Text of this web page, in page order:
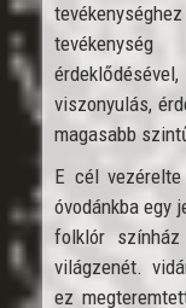
viszonyulás,
magasabb
E cél
óvodánkba egy
folklór
világzenét.
ez